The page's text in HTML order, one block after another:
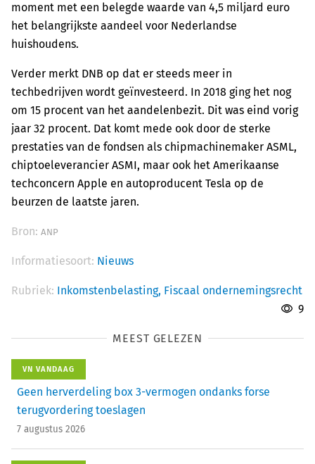
moment met een belegde waarde van 4,5 miljard euro
het belangrijkste aandeel voor Nederlandse
huishoudens.
Verder merkt DNB op dat er steeds meer in
techbedrijven wordt geïnvesteerd. In 2018 ging het nog
om 15 procent van het aandelenbezit. Dit was eind vorig
jaar 32 procent. Dat komt mede ook door de sterke
prestaties van de fondsen als chipmachinemaker ASML,
chiptoeleverancier ASMI, maar ook het Amerikaanse
techconcern Apple en autoproducent Tesla op de
beurzen de laatste jaren.
Bron: ANP
Informatiesoort: Nieuws
Rubriek: Inkomstenbelasting, Fiscaal ondernemingsrecht
9
MEEST GELEZEN
VN VANDAAG
Geen herverdeling box 3-vermogen ondanks forse
terugvordering toeslagen
7 augustus 2026